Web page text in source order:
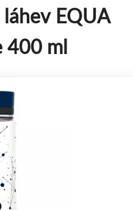
EQUA
400 ml